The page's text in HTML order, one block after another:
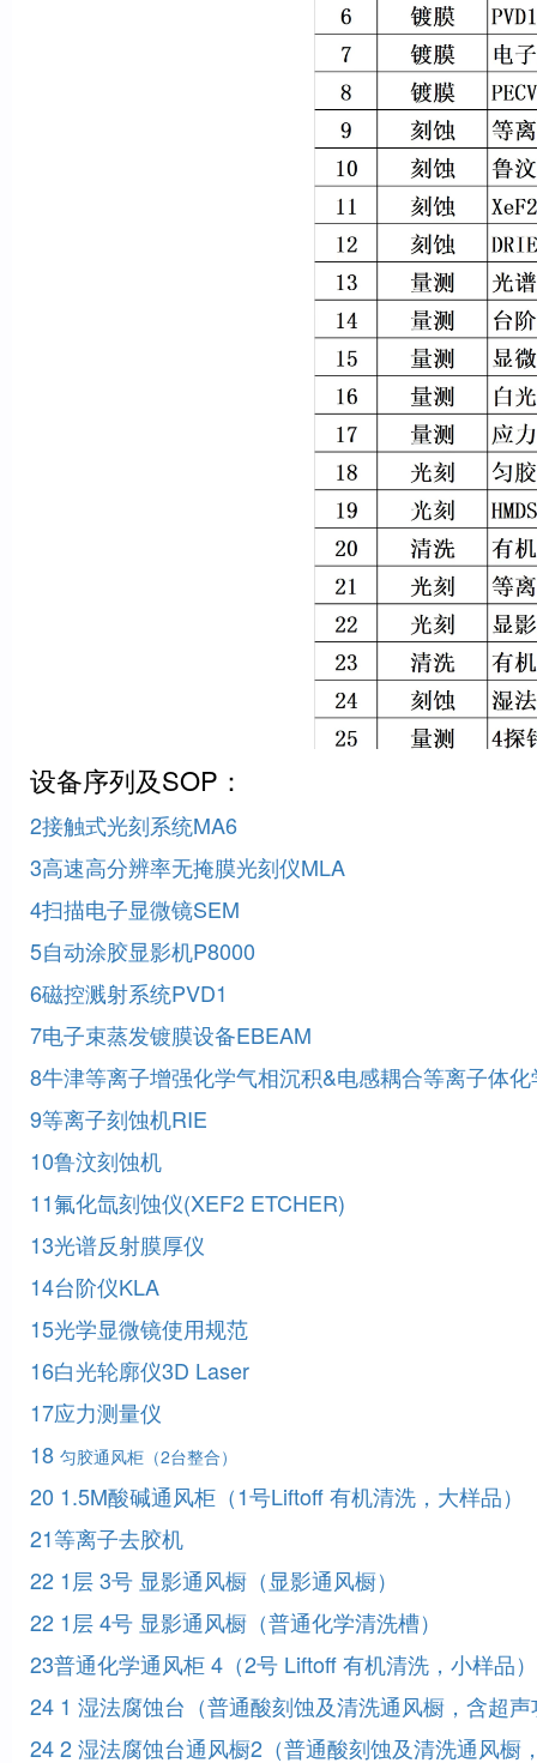
设备序列及SOP：
2接触式光刻系统MA6
3高速高分辨率无掩膜光刻仪MLA
4扫描电子显微镜SEM
5自动涂胶显影机P8000
6磁控溅射系统PVD1
7电子束蒸发镀膜设备EBEAM
8牛津等离子增强化学气相沉积&电感耦合等离子体
9等离子刻蚀机RIE
10鲁汶刻蚀机
11氟化氙刻蚀仪(XEF2 ETCHER)
13光谱反射膜厚仪
14台阶仪KLA
15光学显微镜使用规范
16白光轮廓仪3D Laser
17应力测量仪
18 匀胶通风柜（2台整合）
20 1.5M酸碱通风柜（1号Liftoff 有机清洗，大样品）
21等离子去胶机
22 1层 3号 显影通风橱（显影通风橱）
22 1层 4号 显影通风橱（普通化学清洗槽）
23普通化学通风柜 4（2号 Liftoff 有机清洗，小样品）
24 1 湿法腐蚀台（普通酸刻蚀及清洗通风橱，含超
24 2 湿法腐蚀台通风橱2（普通酸刻蚀及清洗通风橱